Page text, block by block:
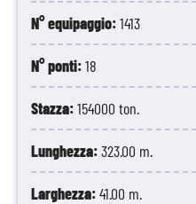
N° equipaggio:1413
N° ponti:18
Stazza:154000 ton.
Lunghezza:323.00 m.
Larghezza:41.00 m.